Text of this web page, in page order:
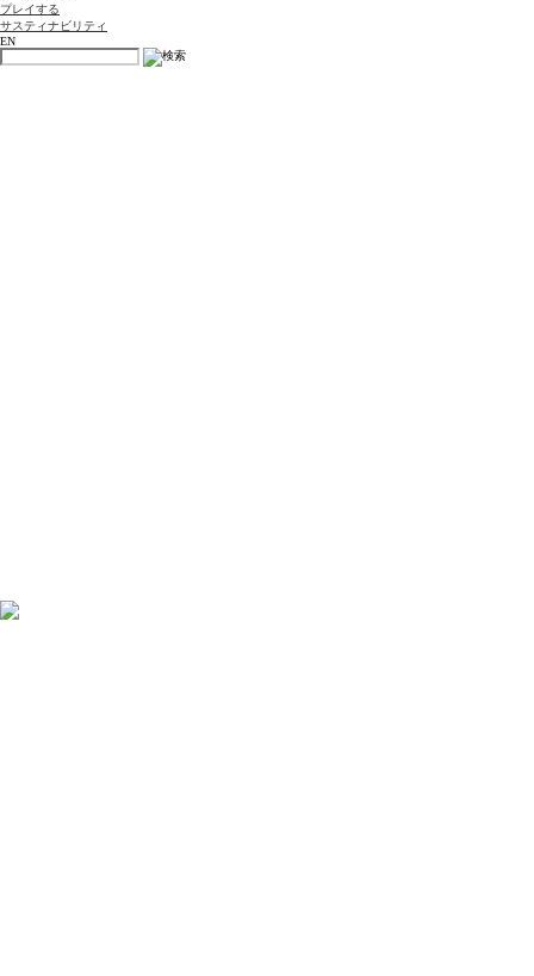
プレイする
サスティナビリティ
EN